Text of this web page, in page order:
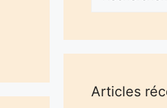
Articles